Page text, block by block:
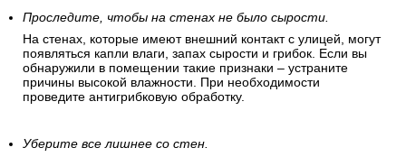
Проследите, чтобы на стенах не было сырости.
На стенах, которые имеют внешний контакт с улицей, могут
появляться капли влаги, запах сырости и грибок. Если вы
обнаружили в помещении такие признаки – устраните
причины высокой влажности. При необходимости
проведите антигрибковую обработку.
Уберите все лишнее со стен.